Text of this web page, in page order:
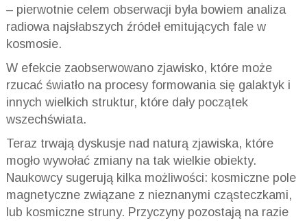
– pierwotnie celem obserwacji była bowiem analiza
radiowa najsłabszych źródeł emitujących fale w
kosmosie.
W efekcie zaobserwowano zjawisko, które może
rzucać światło na procesy formowania się galaktyk i
innych wielkich struktur, które dały początek
wszechświata.
Teraz trwają dyskusje nad naturą zjawiska, które
mogło wywołać zmiany na tak wielkie obiekty.
Naukowcy sugerują kilka możliwości: kosmiczne pole
magnetyczne związane z nieznanymi cząsteczkami,
lub kosmiczne struny. Przyczyny pozostają na razie